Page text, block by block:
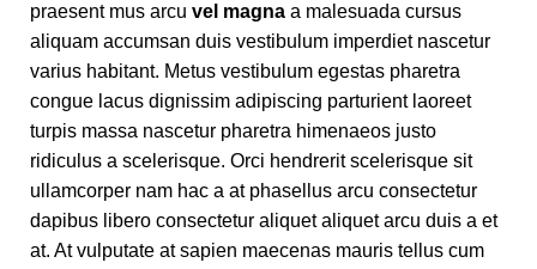
praesent mus arcu vel magna a malesuada cursus
aliquam accumsan duis vestibulum imperdiet nascetur
varius habitant. Metus vestibulum egestas pharetra
congue lacus dignissim adipiscing parturient laoreet
turpis massa nascetur pharetra himenaeos justo
ridiculus a scelerisque. Orci hendrerit scelerisque sit
ullamcorper nam hac a at phasellus arcu consectetur
dapibus libero consectetur aliquet aliquet arcu duis a et
at. At vulputate at sapien maecenas mauris tellus cum